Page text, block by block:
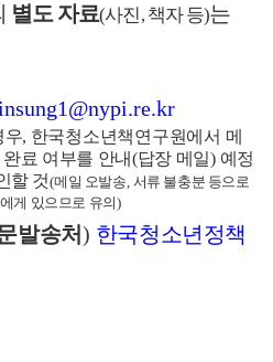
별도 자료(사진,책자 등)는
우, 한국청소년책연구원에서 메
료 여부를 안내(답장 메일) 예정
할 것(메일 오발송, 서류 불충분 등으로
게 있으므로 유의 )
발송처) 한국청소년정책